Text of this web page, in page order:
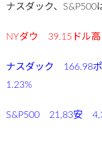
ナスダック、S&P500
NYダウ 39.15ドル
ナスダック 166.98
1.23%
S&P500 21,83安